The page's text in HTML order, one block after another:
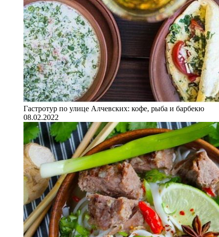
Гастротур по улице Алчевских: кофе, рыба и барбекю
08.02.2022